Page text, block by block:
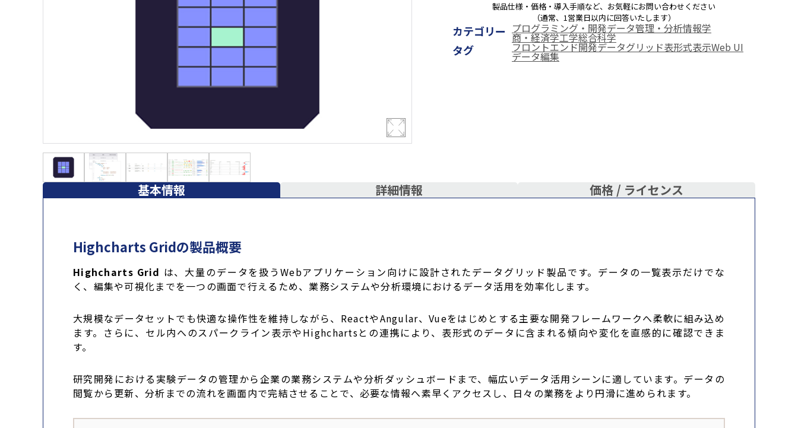
製品仕様・価格・導入手順など、お気軽にお問い合わせください
（通常、1営業日以内に回答いたします）
カテゴリー プログラミング・開発データ管理・分析情報学
商・経済学工学総合科学
タグ フロントエンド開発データグリッド表形式表示Web UI
データ編集
基本情報 詳細情報 価格 / ライセンス
Highcharts Gridの製品概要
Highcharts Grid は、大量のデータを扱うWebアプリケーション向けに設計されたデータグリッド製品です。データの一覧表示だけでな
く、編集や可視化までを一つの画面で行えるため、業務システムや分析環境におけるデータ活用を効率化します。
大規模なデータセットでも快適な操作性を維持しながら、ReactやAngular、Vueをはじめとする主要な開発フレームワークへ柔軟に組み込め
ます。さらに、セル内へのスパークライン表示やHighchartsとの連携により、表形式のデータに含まれる傾向や変化を直感的に確認できま
す。
研究開発における実験データの管理から企業の業務システムや分析ダッシュボードまで、幅広いデータ活用シーンに適しています。データの
閲覧から更新、分析までの流れを画面内で完結させることで、必要な情報へ素早くアクセスし、日々の業務をより円滑に進められます。